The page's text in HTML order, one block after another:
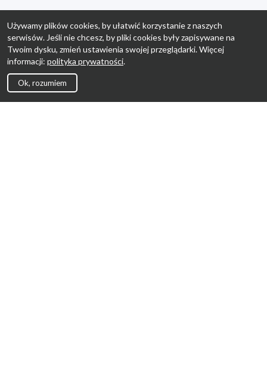
Używamy plików cookies, by ułatwić korzystanie z naszych
serwisów. Jeśli nie chcesz, by pliki cookies były zapisywane na
Twoim dysku, zmień ustawienia swojej przeglądarki. Więcej
informacji: polityka prywatności.
Ok, rozumiem